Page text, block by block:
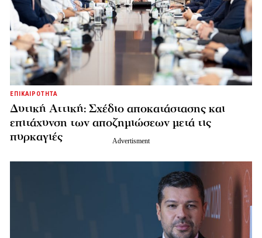
ΕΠΙΚΑΙΡΟΤΗΤΑ
Δυτική Αττική: Σχέδιο αποκατάστασης και
επιτάχυνση των αποζημιώσεων μετά τις
πυρκαγιές